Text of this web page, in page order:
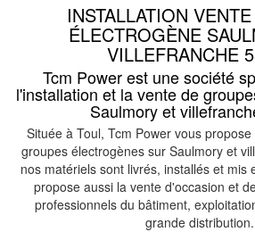
INSTALLATION
ÉLECTROGÈNE
VILLEFRANCHE
Tcm Power est une société
l'installation et la vente de
Saulmory et
Située à Toul, Tcm Power vous
groupes électrogènes sur Saulmory et
nos matériels sont livrés, installés et mis
propose aussi la vente d'occasion et
professionnels du bâtiment,
grande distribution.